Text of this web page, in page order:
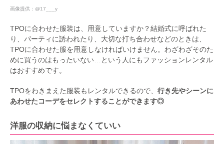
画像提供： @17___y
TPOに合わせた服装は、用意していますか？結婚式に呼ばれた
り、パーティに誘われたり、大切な打ち合わせなどのときは、
TPOに合わせた服を用意しなければいけません。わざわざそのた
めに買うのはもったいない…という人にもファッションレンタル
はおすすめです。
TPOをわきまえた服装もレンタルできるので、 行き先やシーンに
あわせたコーデをセレクトすることができます◎
洋服の収納に悩まなくていい